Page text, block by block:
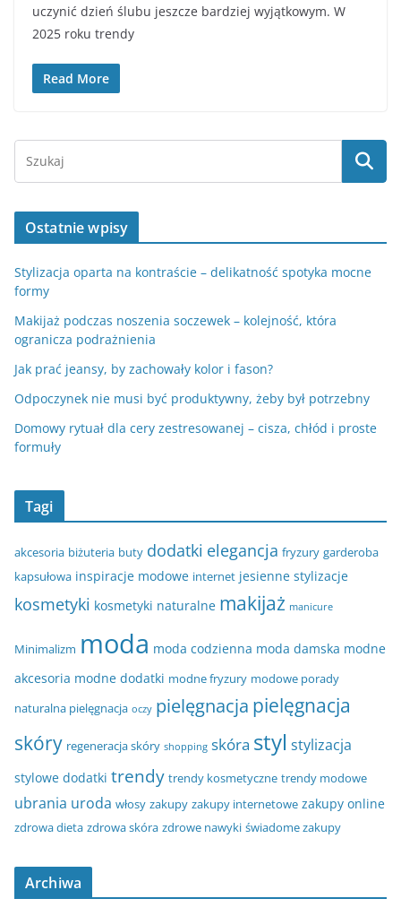
uczynić dzień ślubu jeszcze bardziej wyjątkowym. W
2025 roku trendy
Read More
Ostatnie wpisy
Stylizacja oparta na kontraście – delikatność spotyka mocne
formy
Makijaż podczas noszenia soczewek – kolejność, która
ogranicza podrażnienia
Jak prać jeansy, by zachowały kolor i fason?
Odpoczynek nie musi być produktywny, żeby był potrzebny
Domowy rytuał dla cery zestresowanej – cisza, chłód i proste
formuły
Tagi
akcesoria biżuteria buty dodatki elegancja fryzury garderoba
kapsułowa inspiracje modowe internet jesienne stylizacje
kosmetyki kosmetyki naturalne makijaż manicure
Minimalizm moda moda codzienna moda damska modne
akcesoria modne dodatki modne fryzury modowe porady
naturalna pielęgnacja oczy pielęgnacja pielęgnacja
skóry regeneracja skóry shopping skóra styl stylizacja
stylowe dodatki trendy trendy kosmetyczne trendy modowe
ubrania uroda włosy zakupy zakupy internetowe zakupy online
zdrowa dieta zdrowa skóra zdrowe nawyki świadome zakupy
Archiwa